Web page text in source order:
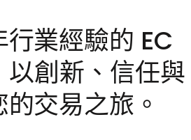
業經驗的 EC
創新、信任與
交易之旅。